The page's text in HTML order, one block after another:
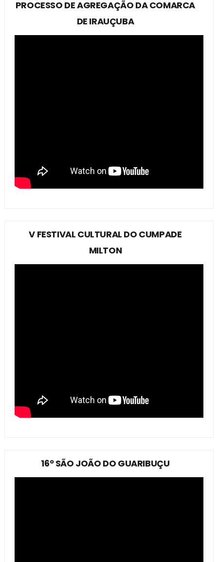
PROCESSO DE AGREGAÇÃO DA COMARCA
DE IRAUÇUBA
V FESTIVAL CULTURAL DO CUMPADE
MILTON
16º SÃO JOÃO DO GUARIBUÇU